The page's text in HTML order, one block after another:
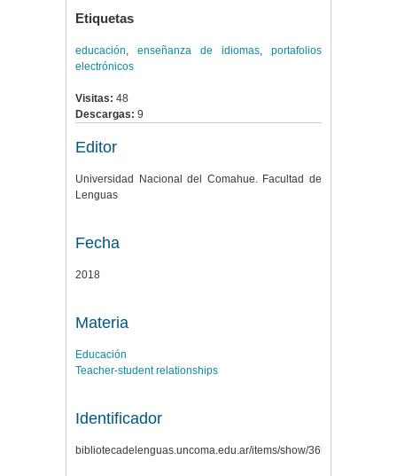
Etiquetas
educación, enseñanza de idiomas, portafolios
electrónicos
Visitas: 48
Descargas: 9
Editor
Universidad Nacional del Comahue. Facultad de
Lenguas
Fecha
2018
Materia
Educación
Teacher-student relationships
Identificador
bibliotecadelenguas.uncoma.edu.ar/items/show/365